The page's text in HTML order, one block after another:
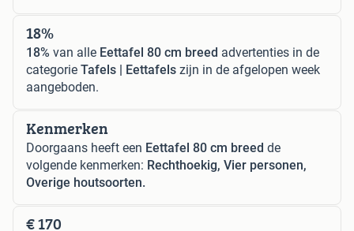
18%
18% van alle Eettafel 80 cm breed advertenties in de
categorie Tafels | Eettafels zijn in de afgelopen week
aangeboden.
Kenmerken
Doorgaans heeft een Eettafel 80 cm breed de
volgende kenmerken: Rechthoekig, Vier personen,
Overige houtsoorten.
€ 170